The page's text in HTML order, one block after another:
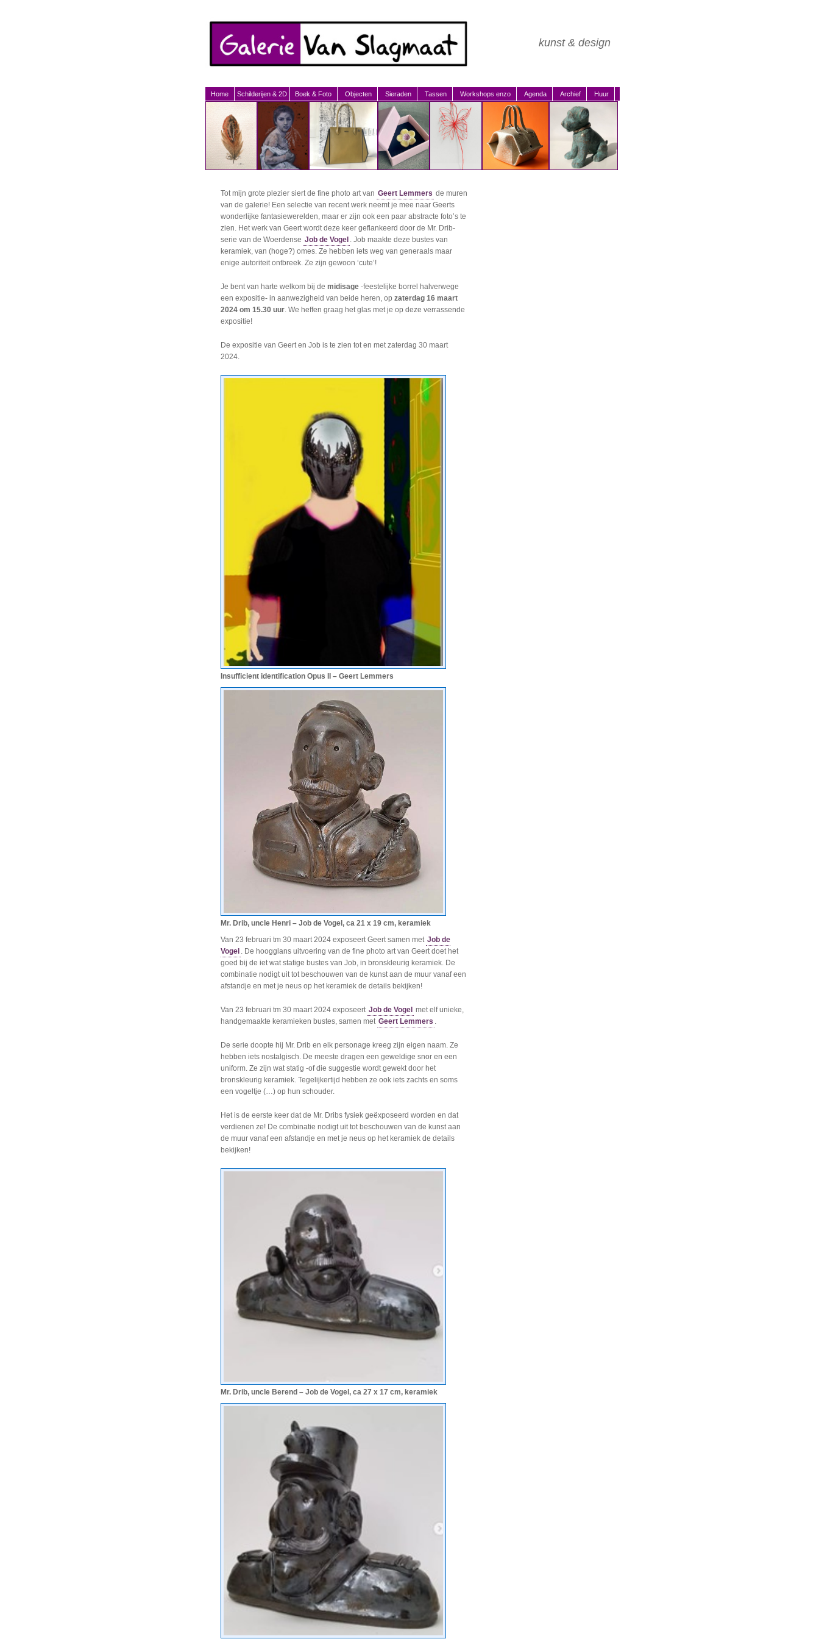
kunst & design
Home Schilderijen & 2D Boek & Foto Objecten Sieraden Tassen Workshops enzo Agenda Archief Huur
Tot mijn grote plezier siert de fine photo art van Geert Lemmers de muren
van de galerie! Een selectie van recent werk neemt je mee naar Geerts
wonderlijke fantasiewerelden, maar er zijn ook een paar abstracte foto’s te
zien. Het werk van Geert wordt deze keer geflankeerd door de Mr. Drib-
serie van de Woerdense Job de Vogel . Job maakte deze bustes van
keramiek, van (hoge?) omes. Ze hebben iets weg van generaals maar
enige autoriteit ontbreek. Ze zijn gewoon ‘cute’!
Je bent van harte welkom bij de midisage -feestelijke borrel halverwege
een expositie- in aanwezigheid van beide heren, op zaterdag 16 maart
2024 om 15.30 uur. We heffen graag het glas met je op deze verrassende
expositie!
De expositie van Geert en Job is te zien tot en met zaterdag 30 maart
2024.
Insufficient identification Opus II – Geert Lemmers
Mr. Drib, uncle Henri – Job de Vogel, ca 21 x 19 cm, keramiek
Van 23 februari tm 30 maart 2024 exposeert Geert samen met Job de
Vogel . De hoogglans uitvoering van de fine photo art van Geert doet het
goed bij de iet wat statige bustes van Job, in bronskleurig keramiek. De
combinatie nodigt uit tot beschouwen van de kunst aan de muur vanaf een
afstandje en met je neus op het keramiek de details bekijken!
Van 23 februari tm 30 maart 2024 exposeert Job de Vogel met elf unieke,
handgemaakte keramieken bustes, samen met Geert Lemmers .
De serie doopte hij Mr. Drib en elk personage kreeg zijn eigen naam. Ze
hebben iets nostalgisch. De meeste dragen een geweldige snor en een
uniform. Ze zijn wat statig -of die suggestie wordt gewekt door het
bronskleurig keramiek. Tegelijkertijd hebben ze ook iets zachts en soms
een vogeltje (…) op hun schouder.
Het is de eerste keer dat de Mr. Dribs fysiek geëxposeerd worden en dat
verdienen ze! De combinatie nodigt uit tot beschouwen van de kunst aan
de muur vanaf een afstandje en met je neus op het keramiek de details
bekijken!
Mr. Drib, uncle Berend – Job de Vogel, ca 27 x 17 cm, keramiek